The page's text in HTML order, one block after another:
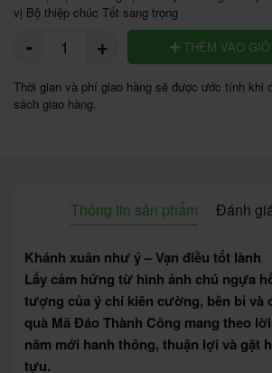
vị Bộ thiệp chúc Tết sang trọng
- + THÊM VÀO GIỎ
Thời gian và phí giao hàng sẽ được ước tính khi
sách giao hàng.
Thông tin sản phẩm Đánh
Khánh xuân như ý – Vạn điều tốt lành
Lấy cảm hứng từ hình ảnh chú ngựa
tượng của ý chí kiên cường, bền bỉ và
quà Mã Đáo Thành Công mang theo
năm mới hanh thông, thuận lợi và gặt
tựu.